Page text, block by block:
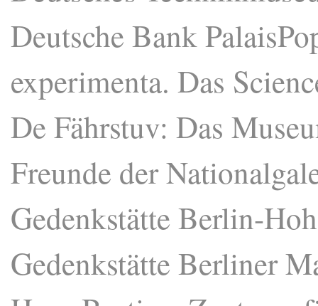
Deutsche Bank
experimenta. Das
De Fährstuv: Das
Freunde der
Gedenkstätte Berlin-
Gedenkstätte Berliner